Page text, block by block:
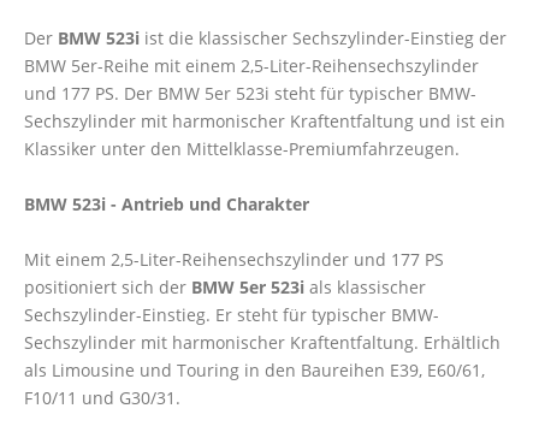
Der BMW 523i ist die klassischer Sechszylinder-Einstieg der
BMW 5er-Reihe mit einem 2,5-Liter-Reihensechszylinder
und 177 PS. Der BMW 5er 523i steht für typischer BMW-
Sechszylinder mit harmonischer Kraftentfaltung und ist ein
Klassiker unter den Mittelklasse-Premiumfahrzeugen.
BMW 523i - Antrieb und Charakter
Mit einem 2,5-Liter-Reihensechszylinder und 177 PS
positioniert sich der BMW 5er 523i als klassischer
Sechszylinder-Einstieg. Er steht für typischer BMW-
Sechszylinder mit harmonischer Kraftentfaltung. Erhältlich
als Limousine und Touring in den Baureihen E39, E60/61,
F10/11 und G30/31.